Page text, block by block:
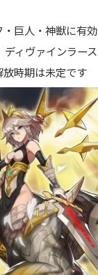
巨人・神獣に有効
ディヴァインラース
時期は未定です